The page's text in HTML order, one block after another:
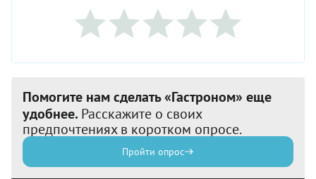
Помогите нам сделать «Гастроном» еще
удобнее. Расскажите о своих
предпочтениях в коротком опросе.
Пройти опрос